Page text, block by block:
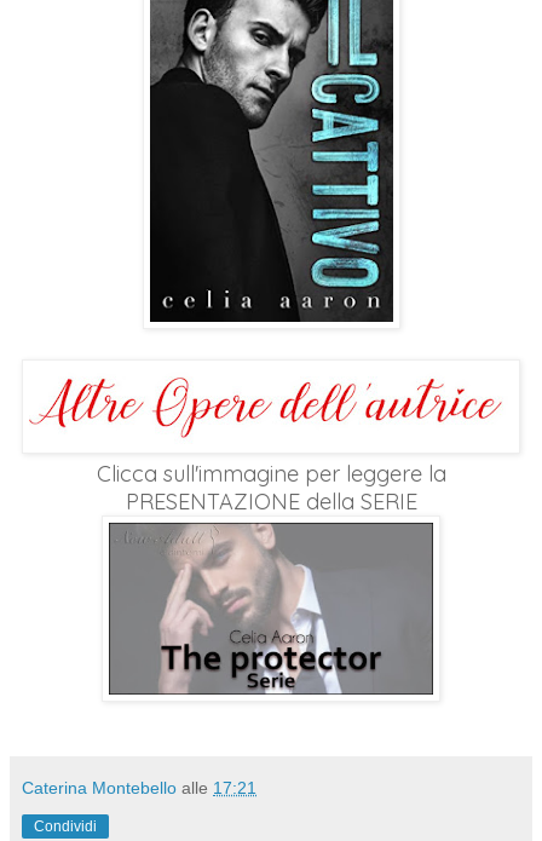
Clicca sull'immagine per leggere la
PRESENTAZIONE della SERIE
Caterina Montebello alle 17:21
Condividi